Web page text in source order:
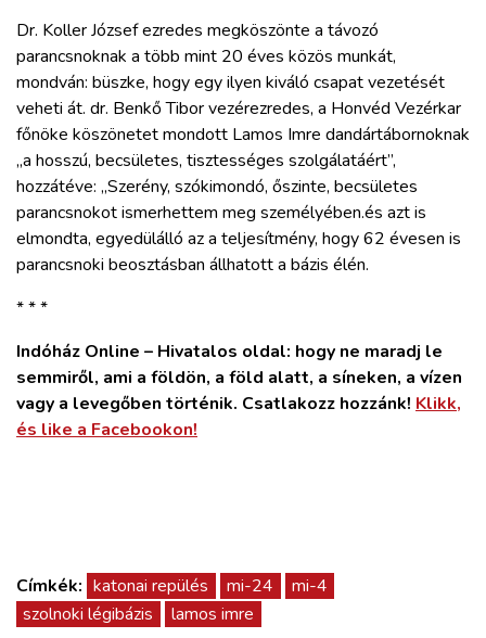
Dr. Koller József ezredes megköszönte a távozó
parancsnoknak a több mint 20 éves közös munkát,
mondván: büszke, hogy egy ilyen kiváló csapat vezetését
veheti át. dr. Benkő Tibor vezérezredes, a Honvéd Vezérkar
főnöke köszönetet mondott Lamos Imre dandártábornoknak
„a hosszú, becsületes, tisztességes szolgálatáért”,
hozzátéve: „Szerény, szókimondó, őszinte, becsületes
parancsnokot ismerhettem meg személyében.és azt is
elmondta, egyedülálló az a teljesítmény, hogy 62 évesen is
parancsnoki beosztásban állhatott a bázis élén.
* * *
Indóház Online – Hivatalos oldal: hogy ne maradj le
semmiről, ami a földön, a föld alatt, a síneken, a vízen
vagy a levegőben történik. Csatlakozz hozzánk! Klikk,
és like a Facebookon!
Címkék: katonai repülés mi-24
mi-4
szolnoki légibázis
lamos imre